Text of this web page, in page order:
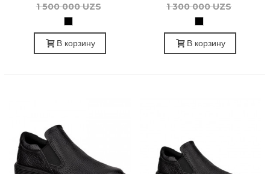
1 500 000 UZS
В корзину
1 300 000 UZS
В корзину